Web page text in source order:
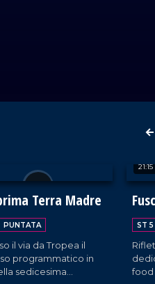
Terra Madre
PUNTATA
il via da Tropea il
programmatico in
sedicesima
21:15
ST 5
food